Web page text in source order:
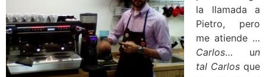
la llamada a
Pietro, pero
me atiende …
Carlos… un
tal Carlos que